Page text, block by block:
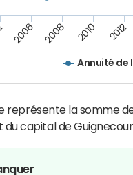
Annuité de
2006 2008 2010 2012
représente la somme
capital de